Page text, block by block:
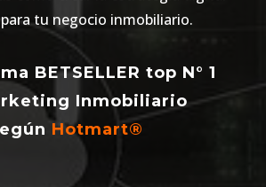
tu negocio inmobiliario.
BETSELLER top N° 1
Inmobiliario
Hotmart®